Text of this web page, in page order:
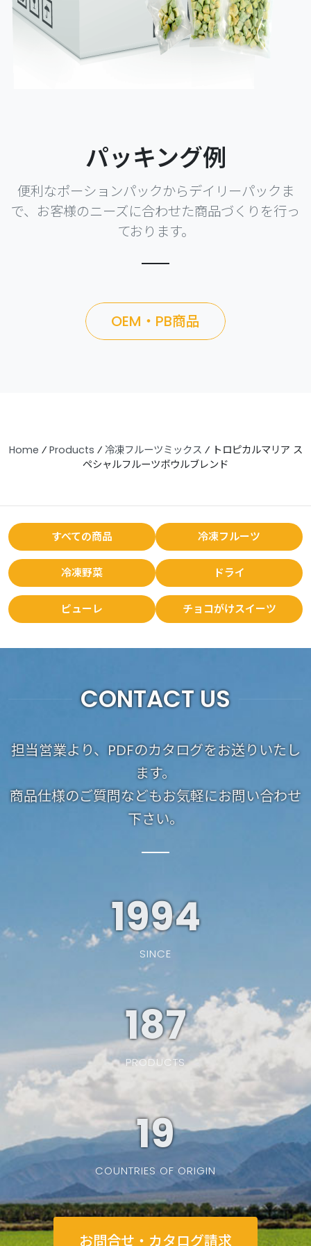
パッキング例
便利なポーションパックからデイリーパックま
で、お客様のニーズに合わせた商品づくりを行っ
ております。
OEM・PB商品
Home ⁄ Products ⁄ 冷凍フルーツミックス ⁄ トロピカルマリア ス
ペシャルフルーツボウルブレンド
すべての商品 冷凍フルーツ
冷凍野菜 ドライ
ピューレ チョコがけスイーツ
CONTACT US
担当営業より、PDFのカタログをお送りいたし
ます。
商品仕様のご質問などもお気軽にお問い合わせ
下さい。
1994
SINCE
187
PRODUCTS
19
COUNTRIES OF ORIGIN
お問合せ・カタログ請求